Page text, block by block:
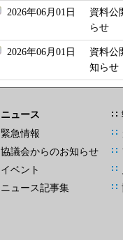
2026年06月01日
資料公
らせ
2026年06月01日
資料公
知らせ
ニュース
緊急情報
協議会からのお知らせ
イベント
ニュース記事集